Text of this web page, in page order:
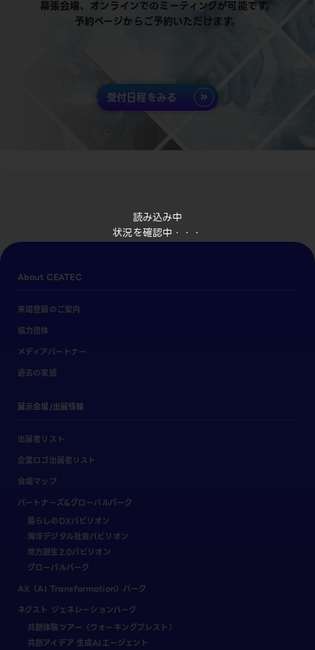
読み込み中
状況を確認中・・・
幕張会場、オンラインでのミーティングが可能です。
予約ページからご予約いただけます。
受付日程をみる
About CEATEC
来場登録のご案内
協力団体
メディアパートナー
過去の実績
展示会場/出展情報
出展者リスト
企業ロゴ出展者リスト
会場マップ
パートナーズ&グローバルパーク
暮らしのDXパビリオン
海洋デジタル社会パビリオン
地方創生2.0パビリオン
グローバルパーク
AX（AI Transformation）パーク
ネクスト ジェネレーションパーク
共創体験ツアー（ウォーキングブレスト）
共創アイデア 生成AIエージェント